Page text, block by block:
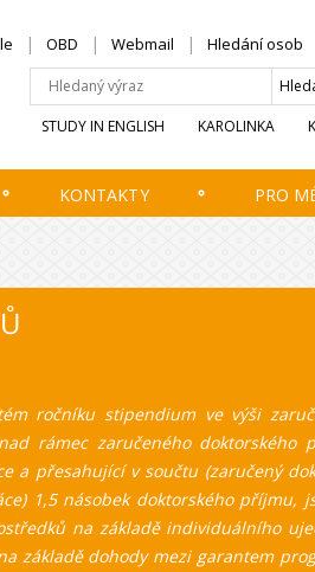
OBD Webmail Hledání osob
STUDY IN ENGLISH KAROLINKA
KONTAKTY PRO
ročníku stipendium ve výši
rámec zaručeného doktorského
a přesahující v součtu (zaručený
1,5 násobek doktorského příjmu,
na základě individuálního
základě dohody mezi garantem